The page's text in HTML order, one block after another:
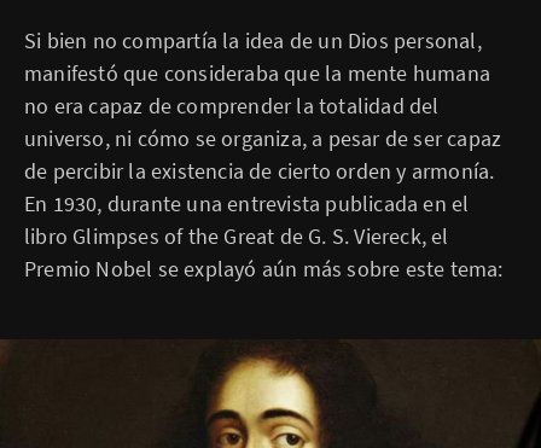
Si bien no compartía la idea de un Dios personal,
manifestó que consideraba que la mente humana
no era capaz de comprender la totalidad del
universo, ni cómo se organiza, a pesar de ser capaz
de percibir la existencia de cierto orden y armonía.
En 1930, durante una entrevista publicada en el
libro Glimpses of the Great de G. S. Viereck, el
Premio Nobel se explayó aún más sobre este tema: